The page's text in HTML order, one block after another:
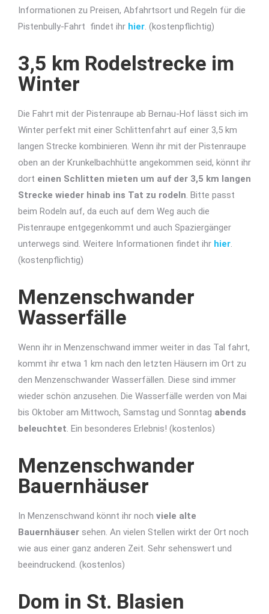
Informationen zu Preisen, Abfahrtsort und Regeln für die
Pistenbully-Fahrt findet ihr hier. (kostenpflichtig)
3,5 km Rodelstrecke im
Winter
Die Fahrt mit der Pistenraupe ab Bernau-Hof lässt sich im
Winter perfekt mit einer Schlittenfahrt auf einer 3,5 km
langen Strecke kombinieren. Wenn ihr mit der Pistenraupe
oben an der Krunkelbachhütte angekommen seid, könnt ihr
dort einen Schlitten mieten um auf der 3,5 km langen
Strecke wieder hinab ins Tat zu rodeln. Bitte passt
beim Rodeln auf, da euch auf dem Weg auch die
Pistenraupe entgegenkommt und auch Spaziergänger
unterwegs sind. Weitere Informationen findet ihr hier.
(kostenpflichtig)
Menzenschwander
Wasserfälle
Wenn ihr in Menzenschwand immer weiter in das Tal fahrt,
kommt ihr etwa 1 km nach den letzten Häusern im Ort zu
den Menzenschwander Wasserfällen. Diese sind immer
wieder schön anzusehen. Die Wasserfälle werden von Mai
bis Oktober am Mittwoch, Samstag und Sonntag abends
beleuchtet. Ein besonderes Erlebnis! (kostenlos)
Menzenschwander
Bauernhäuser
In Menzenschwand könnt ihr noch viele alte
Bauernhäuser sehen. An vielen Stellen wirkt der Ort noch
wie aus einer ganz anderen Zeit. Sehr sehenswert und
beeindruckend. (kostenlos)
Dom in St. Blasien